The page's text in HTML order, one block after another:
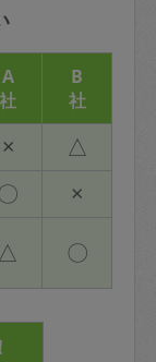
A
社
B
社
× △
×
△ 〇